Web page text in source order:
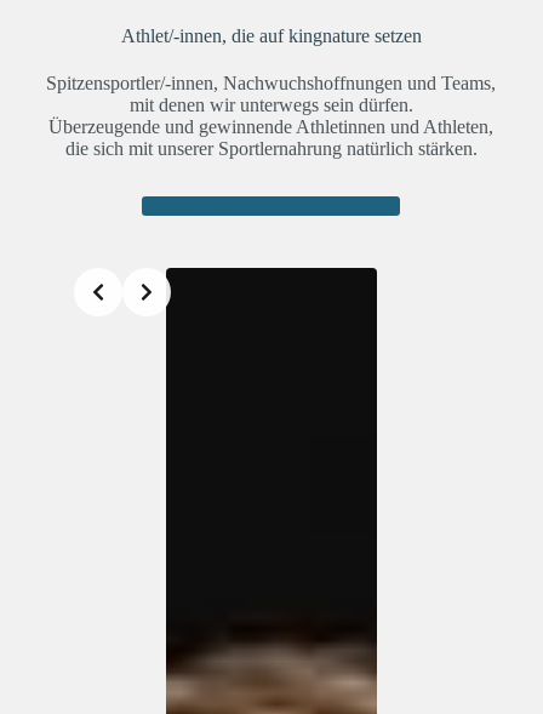
Athlet/-innen, die auf kingnature setzen
Spitzensportler/-innen, Nachwuchshoffnungen und Teams,
mit denen wir unterwegs sein dürfen.
Überzeugende und gewinnende Athletinnen und Athleten,
die sich mit unserer Sportlernahrung natürlich stärken.